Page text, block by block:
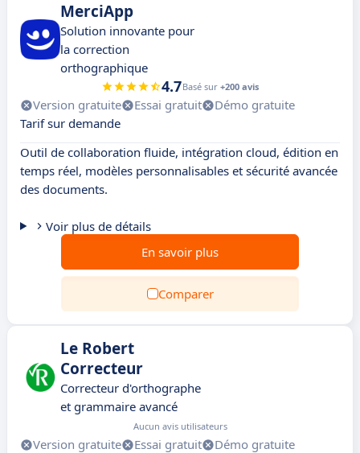
MerciApp
Solution innovante pour
la correction
orthographique
4.7Basé sur +200 avis
Version gratuite Essai gratuit
Démo gratuite
Tarif sur demande
Outil de collaboration fluide, intégration cloud, édition en
temps réel, modèles personnalisables et sécurité avancée
des documents.
Voir plus de détails
En savoir plus
Comparer
Le Robert
Correcteur
Correcteur d'orthographe
et grammaire avancé
Aucun avis utilisateurs
Version gratuite Essai gratuit
Démo gratuite